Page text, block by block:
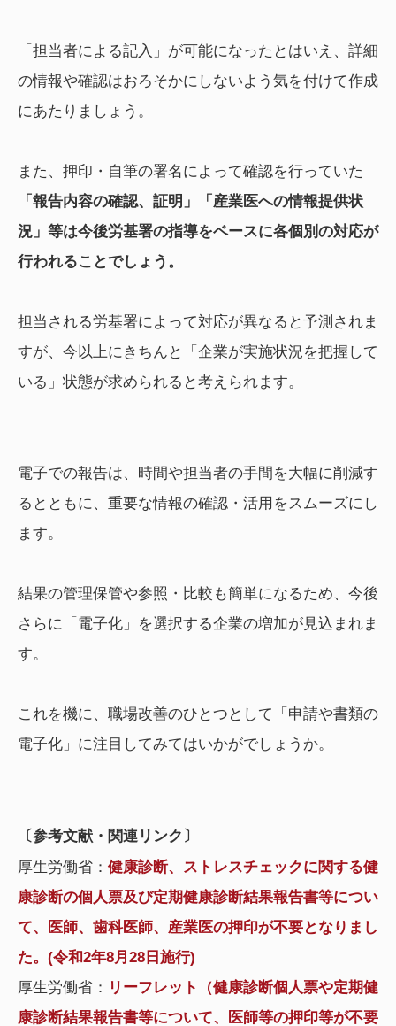
「担当者による記入」が可能になったとはいえ、詳細
の情報や確認はおろそかにしないよう気を付けて作成
にあたりましょう。
また、押印・自筆の署名によって確認を行っていた
「報告内容の確認、証明」「産業医への情報提供状
況」等は今後労基署の指導をベースに各個別の対応が
行われることでしょう。
担当される労基署によって対応が異なると予測されま
すが、今以上にきちんと「企業が実施状況を把握して
いる」状態が求められると考えられます。
電子での報告は、時間や担当者の手間を大幅に削減す
るとともに、重要な情報の確認・活用をスムーズにし
ます。
結果の管理保管や参照・比較も簡単になるため、今後
さらに「電子化」を選択する企業の増加が見込まれま
す。
これを機に、職場改善のひとつとして「申請や書類の
電子化」に注目してみてはいかがでしょうか。
〔参考文献・関連リンク〕
厚生労働省： 健康診断、ストレスチェックに関する健
康診断の個人票及び定期健康診断結果報告書等につい
て、医師、歯科医師、産業医の押印が不要となりまし
た。(令和2年8月28日施行)
厚生労働省： リーフレット（健康診断個人票や定期健
康診断結果報告書等について、医師等の押印等が不要